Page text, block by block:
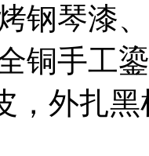
钢琴漆
铜手工
，外扎